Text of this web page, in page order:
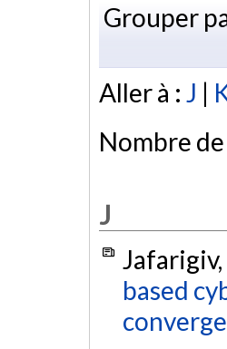
Grouper
Aller à : J |
Nombre
J
Jafarigiv,
based